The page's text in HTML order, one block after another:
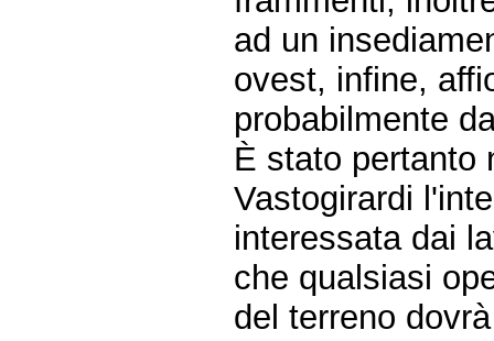
ad un
ovest, infine,
probabilmente
È stato pertanto
Vastogirardi
interessata dai
che qualsiasi
del terreno